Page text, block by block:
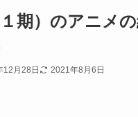
期）のアニメ
12月28日 2021年8月6日